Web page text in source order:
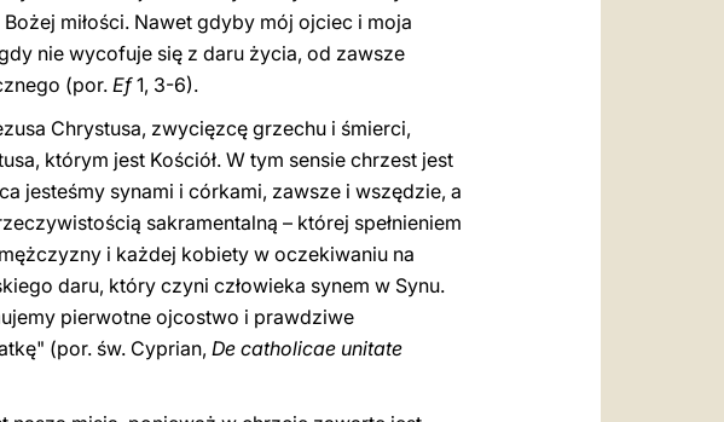
miłości. Nawet gdyby mój ojciec i moja
nie wycofuje się z daru życia, od zawsze
(por. Ef1, 3-6).
Chrystusa, zwycięzcę grzechu i śmierci,
którym jest Kościół. W tym sensie chrzest jest
jesteśmy synami i córkami, zawsze i wszędzie, a
sakramentalną – której spełnieniem
i każdej kobiety w oczekiwaniu na
daru, który czyni ​​człowieka synem w Synu.
pierwotne ojcostwo i prawdziwe
(por. św. Cyprian, De catholicae unitate